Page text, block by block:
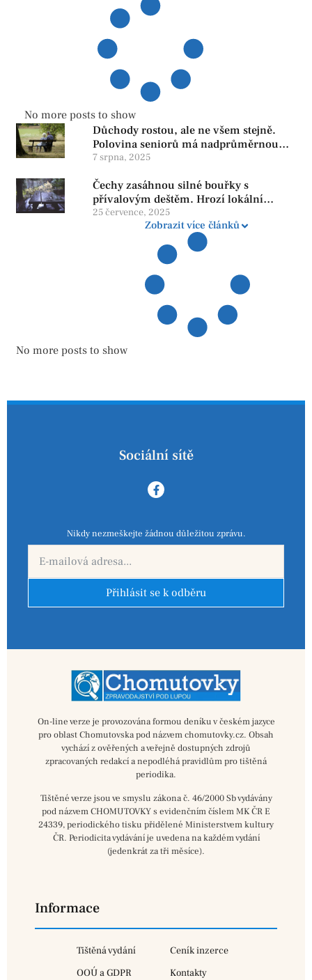
No more posts to show
Důchody rostou, ale ne všem stejně.
Polovina seniorů má nadprůměrnou
penzi, tisíce však žijí pod hranicí
reformy
7 srpna, 2025
Čechy zasáhnou silné bouřky s
přívalovým deštěm. Hrozí lokální
zatopení
25 července, 2025
Zobrazit více článků
No more posts to show
Sociální sítě
Nikdy nezmeškejte žádnou důležitou zprávu.
Přihlásit se k odběru
On-line verze je provozována formou deníku v českém jazyce
pro oblast Chomutovska pod názvem chomutovky.cz. Obsah
vychází z ověřených a veřejně dostupných zdrojů
zpracovaných redakcí a nepodléhá pravidlům pro tištěná
periodika.
Tištěné verze jsou ve smyslu zákona č. 46/2000 Sb vydávány
pod názvem CHOMUTOVKY s evidenčním číslem MK ČR E
24339, periodického tisku přidělené Ministerstvem kultury
ČR. Periodicita vydávání je uvedena na každém vydání
(jedenkrát za tři měsíce).
Informace
Tištěná vydání
Ceník inzerce
OOÚ a GDPR
Kontakty